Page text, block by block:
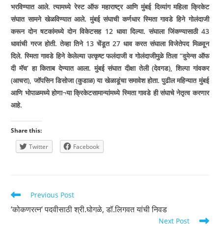
भरविण्यात आले. त्यामध्ये रेस्ट ऑफ महाराष्ट्र आणि मुंबई दिव्यांग महिला क्रिकेट
संघात सामने खेळविण्यात आले. मुंबई संघाची कर्णधार स्मिता गावडे हिने गोलंदाजी
करून दोन षटकांमध्ये दोन विकेटसह 12 धावा दिल्या. संघाला जिंकण्यासाठी 43
धावांची गरज होती. तेव्हा तिने 13 चेंडूत 27 धाव करत संघाला विजेतेपद मिळवून
दिले. स्मिता गावडे हिने केलेल्या उत्कृष्ट फलंदाजी व गोलंदाजीमुळे तिला “वुमेन्स ऑफ
दी मॅच’ हा किताब देण्यात आला. मुंबई संघात दीक्षा तेली (देवगड), शिल्पा गांवकर
(आचरा), जॉपसिन डिसोजा (कुडाळ) या खेळाडूंचा समावेश होता. पुढील महिन्यात मुंबई
आणि भोपाळमध्ये होणा¬या क्रिकेटसामान्यांमध्ये स्मिता गावडे ही संघाचे नेतृत्व करणार
आहे.
Share this:
Twitter
Facebook
Read
more
articles
Previous Post
‘कोकणरत्न‘ पदवीसाठी श्री.घोगळे, डॉ.लिगवत यांची निवड
Next Post